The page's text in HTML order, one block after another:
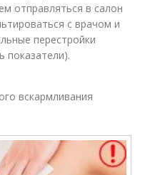
отправляться в салон
с врачом и
перестройки
показатели).
вскармливания